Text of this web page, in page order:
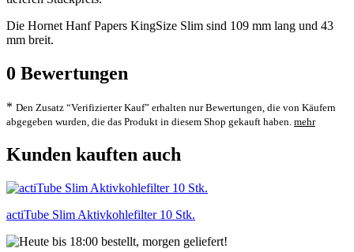
Die Hornet Hanf Papers KingSize Slim sind 109 mm lang und 43
mm breit.
0 Bewertungen
* Den Zusatz “Verifizierter Kauf” erhalten nur Bewertungen, die von Käufern
abgegeben wurden, die das Produkt in diesem Shop gekauft haben. mehr
Kunden kauften auch
actiTube Slim Aktivkohlefilter 10 Stk.